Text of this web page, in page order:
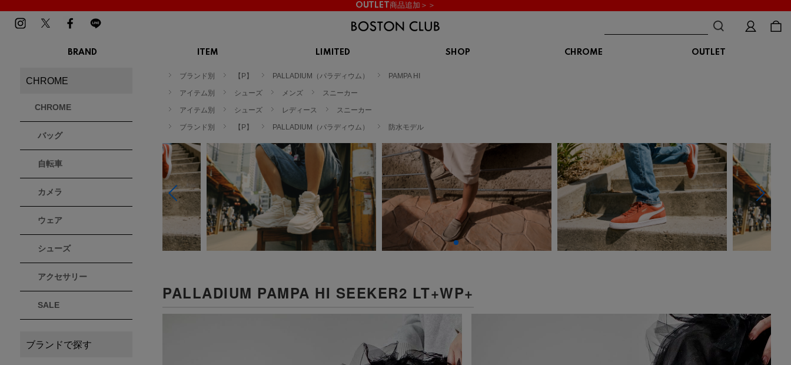
OUTLET商品追加＞＞
BRAND
BMZ
BROOKS
CHROME
Dr.Martens
ドクターマーチン
フィラ
フラワーマウンテン
ヒュンメル
イノヴェイト
カルフ
キーン
マリブサンダルズ
メレル
ミズノ
MOUTH
new balance
ニューバランス
NIKE
ナイキ
Northwave
ノースウェーブ
OAKLEY
オークリー
On
オン
Organic handloom
オーガニックハンドルーム
PALLADIUM
パラディウム
PANTHER
パンサー
パトリック
PUMA
ROSY LILY
ロジーリリー
Saucony
サッカニー
SHAKA
SKECHERS
スケッチャーズ
SPINGLE
スピングル
STANCE
スタンス
VEJA
ヴェジャ
VIKING
ヴィーキング
WALSH
ウォルシュ
Yamato Tokorotani
ヤマトトコロタニ
ITEM
スニーカー
ブーツ
トレッキングシューズ
ルームシューズ
アウター
トップス
パンツ
ソックス
アクセサリー
サンダル
ブーツ
トレッキングシューズ
アウター
トップス
パンツ
ソックス
カメラバッグ
アクセサリー
LIMITED SHOP CHROME
OUTLET
ブランド別 【P】 PALLADIUM（パラディウム） PAMPA HI
アイテム別 シューズ メンズ スニーカー
アイテム別 シューズ レディース スニーカー
ブランド別 【P】 PALLADIUM（パラディウム） 防水モデル
PALLADIUM PAMPA HI SEEKER2 LT+WP+
CHROME
CHROME
バッグ
自転車
カメラ
ウェア
シューズ
アクセサリー
SALE
ブランドで探す